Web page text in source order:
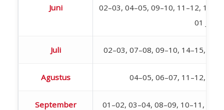
Juni
02–03, 04–05, 09–10, 11–12,
01 Juli
Juli 02–03, 07–08, 09–10, 14–15,
Agustus 04–05, 06–07, 11–12,
September
01–02, 03–04, 08–09, 10–11,